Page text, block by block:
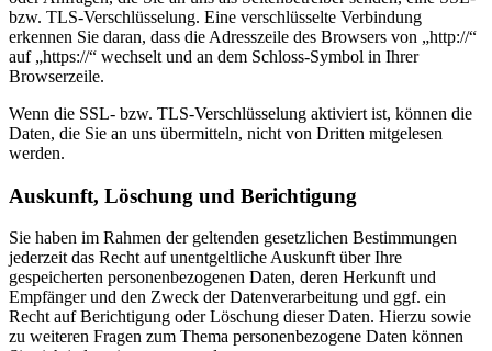
bzw. TLS-Verschlüsselung. Eine verschlüsselte Verbindung
erkennen Sie daran, dass die Adresszeile des Browsers von „http://“
auf „https://“ wechselt und an dem Schloss-Symbol in Ihrer
Browserzeile.
Wenn die SSL- bzw. TLS-Verschlüsselung aktiviert ist, können die
Daten, die Sie an uns übermitteln, nicht von Dritten mitgelesen
werden.
Auskunft, Löschung und Berichtigung
Sie haben im Rahmen der geltenden gesetzlichen Bestimmungen
jederzeit das Recht auf unentgeltliche Auskunft über Ihre
gespeicherten personenbezogenen Daten, deren Herkunft und
Empfänger und den Zweck der Datenverarbeitung und ggf. ein
Recht auf Berichtigung oder Löschung dieser Daten. Hierzu sowie
zu weiteren Fragen zum Thema personenbezogene Daten können